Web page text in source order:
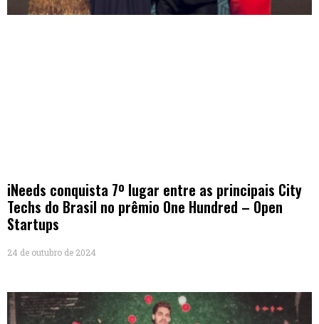
iNeeds conquista 7º lugar entre as principais City
Techs do Brasil no prêmio One Hundred – Open
Startups
24 de outubro de 2024